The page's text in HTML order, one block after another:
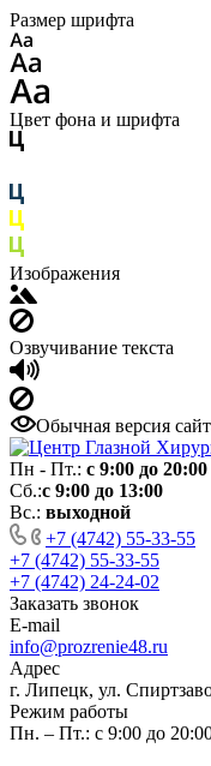
Размер шрифта
Цвет фона и шрифта
Изображения
Озвучивание текста
Обычная версия
Пн - Пт.: с 9:00 до 20:00
Сб.:с 9:00 до 13:00
Вс.: выходной
+7 (4742) 55-33-55
+7 (4742) 55-33-55
+7 (4742) 24-24-02
Заказать звонок
E-mail
info@prozrenie48.ru
Адрес
г. Липецк, ул.
Режим работы
Пн. – Пт.: с 9:00 до